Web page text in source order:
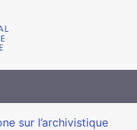
sur l’archivistique